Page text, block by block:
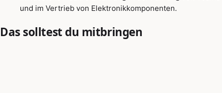
und im Vertrieb von Elektronikkomponenten.
Das solltest du mitbringen